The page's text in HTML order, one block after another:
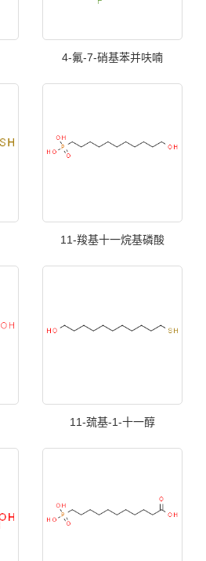
4-氟-7-硝基苯并呋喃
11-羧基十一烷基磷酸
11-巯基-1-十一醇